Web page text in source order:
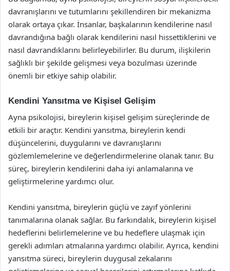
davranışlarını ve tutumlarını şekillendiren bir mekanizma
olarak ortaya çıkar. İnsanlar, başkalarının kendilerine nasıl
davrandığına bağlı olarak kendilerini nasıl hissettiklerini ve
nasıl davrandıklarını belirleyebilirler. Bu durum, ilişkilerin
sağlıklı bir şekilde gelişmesi veya bozulması üzerinde
önemli bir etkiye sahip olabilir.
Kendini Yansıtma ve Kişisel Gelişim
Ayna psikolojisi, bireylerin kişisel gelişim süreçlerinde de
etkili bir araçtır. Kendini yansıtma, bireylerin kendi
düşüncelerini, duygularını ve davranışlarını
gözlemlemelerine ve değerlendirmelerine olanak tanır. Bu
süreç, bireylerin kendilerini daha iyi anlamalarına ve
geliştirmelerine yardımcı olur.
Kendini yansıtma, bireylerin güçlü ve zayıf yönlerini
tanımalarına olanak sağlar. Bu farkındalık, bireylerin kişisel
hedeflerini belirlemelerine ve bu hedeflere ulaşmak için
gerekli adımları atmalarına yardımcı olabilir. Ayrıca, kendini
yansıtma süreci, bireylerin duygusal zekalarını